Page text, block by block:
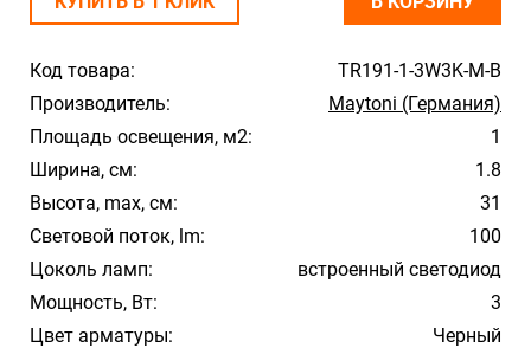
Код товара:
TR191-1-3W3K-M-B
Производитель:
Maytoni (Германия)
Площадь освещения, м2:
1
Ширина, см:
1.8
Высота, max, см:
31
Световой поток, lm:
100
Цоколь ламп:
встроенный светодиод
Мощность, Вт:
3
Цвет арматуры:
Черный